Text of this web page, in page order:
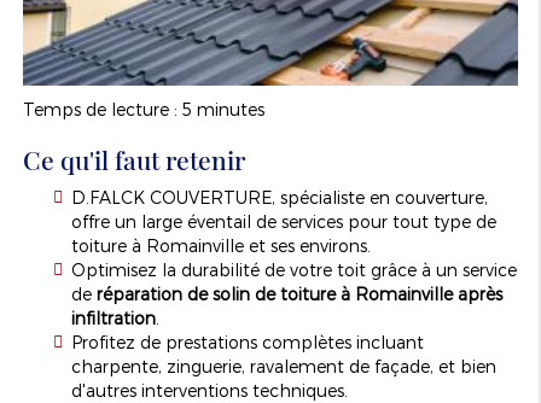
Temps de lecture : 5 minutes
Ce qu'il faut retenir
D.FALCK COUVERTURE, spécialiste en couverture,
offre un large éventail de services pour tout type de
toiture à Romainville et ses environs.
Optimisez la durabilité de votre toit grâce à un service
de réparation de solin de toiture à Romainville après
infiltration.
Profitez de prestations complètes incluant
charpente, zinguerie, ravalement de façade, et bien
d'autres interventions techniques.